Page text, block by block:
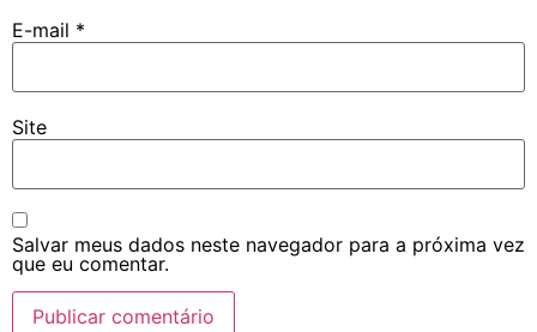
E-mail *
Site
Salvar meus dados neste navegador para a próxima vez
que eu comentar.